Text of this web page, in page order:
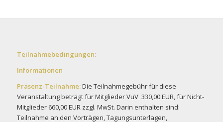
Teilnahmebedingungen:
Informationen
Präsenz-Teilnahme:Die Teilnahmegebühr für diese
Veranstaltung beträgt für Mitglieder VuV 330,00 EUR, für Nicht-
Mitglieder 660,00 EUR zzgl. MwSt. Darin enthalten sind:
Teilnahme an den Vorträgen, Tagungsunterlagen,